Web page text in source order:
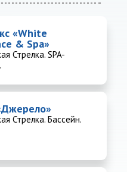
«White
& Spa»
Стрелка. SPA-
Стрелка. Бассейн.